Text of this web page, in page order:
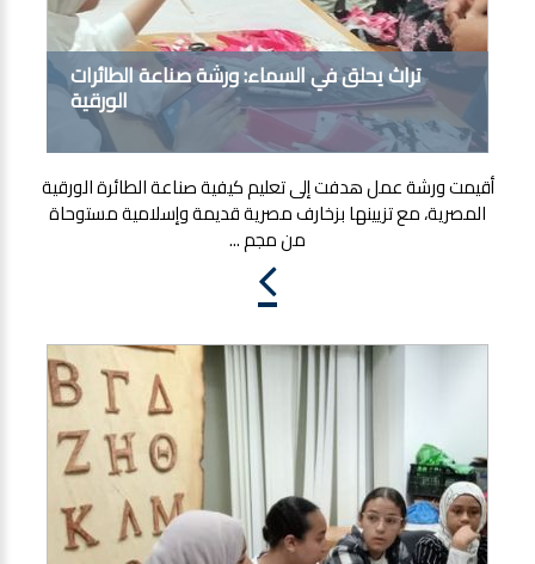
تراث يحلق في السماء: ورشة صناعة الطائرات
الورقية
أقيمت ورشة عمل هدفت إلى تعليم كيفية صناعة الطائرة الورقية
المصرية، مع تزيينها بزخارف مصرية قديمة وإسلامية مستوحاة
من مجم ...